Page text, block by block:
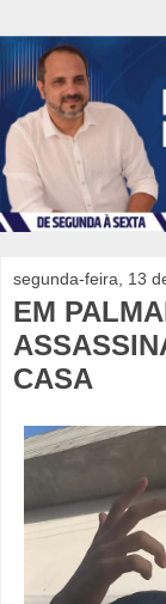
segunda-feira, 13
EM
CASA